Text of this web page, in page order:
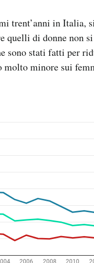
trent’anni in Italia,
di donne non
sono stati fatti per
molto minore sui